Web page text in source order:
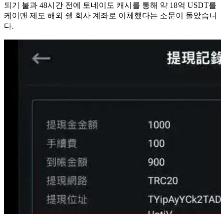
되기 불과 48시간 전에 토네이도 캐시를 통해 약 18억 USDT를
케이맨 제도 해외 쉘 회사 계좌로 이체했다는 소문이 돌았습니
다.